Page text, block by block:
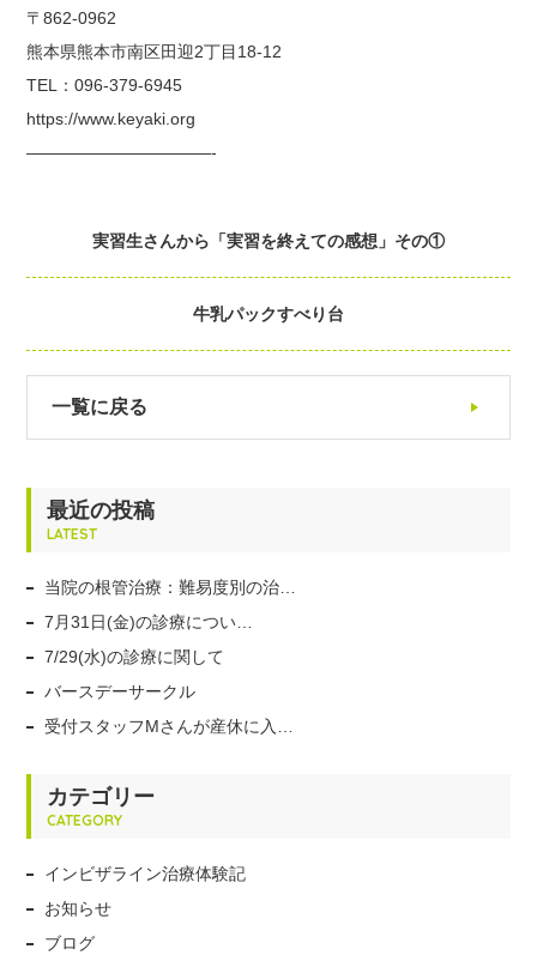
〒862-0962
熊本県熊本市南区田迎2丁目18-12
TEL：096-379-6945
https://www.keyaki.org
———————————-
実習生さんから「実習を終えての感想」その①
牛乳パックすべり台
一覧に戻る
最近の投稿
LATEST
当院の根管治療：難易度別の治…
7月31日(金)の診療につい…
7/29(水)の診療に関して
バースデーサークル
受付スタッフMさんが産休に入…
カテゴリー
CATEGORY
インビザライン治療体験記
お知らせ
ブログ